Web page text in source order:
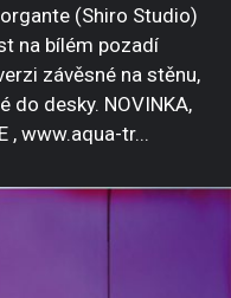
(Shiro Studio)
na bílém pozadí
závěsné na stěnu,
do desky. NOVINKA,
, www.aqua-tr...